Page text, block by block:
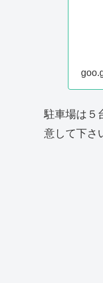
駐車場は５
意して下さ